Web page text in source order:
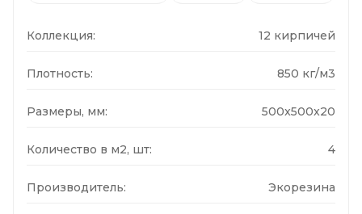
Коллекция: 12 кирпичей
Плотность: 850 кг/м3
Размеры, мм: 500x500x20
Количество в м2, шт: 4
Производитель: Экорезина